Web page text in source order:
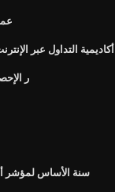
أكاديمية التداول عبر
ر
سنة الأساس لمؤشر